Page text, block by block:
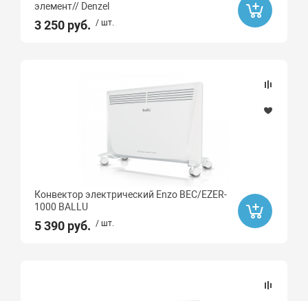
элемент// Denzel
3 250 руб. / шт.
Конвектор электрический Enzo BEC/EZER-
1000 BALLU
5 390 руб. / шт.